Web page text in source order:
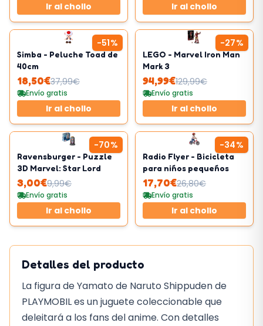
Ir al chollo Ir al chollo
-51%
Simba - Peluche Toad de
40cm
18,50€37,99€
Envío gratis
Ir al chollo
-27%
LEGO - Marvel Iron Man
Mark 3
94,99€129,99€
Envío gratis
Ir al chollo
-70%
Ravensburger - Puzzle
3D Marvel: Star Lord
3,00€9,99€
Envío gratis
Ir al chollo
-34%
Radio Flyer - Bicicleta
para niños pequeños
17,70€26,80€
Envío gratis
Ir al chollo
Detalles del producto
La figura de Yamato de Naruto Shippuden de
PLAYMOBIL es un juguete coleccionable que
deleitará a los fans del anime. Con detalles